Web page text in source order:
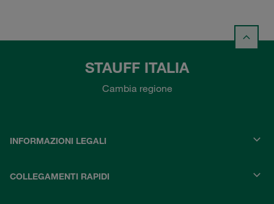
STAUFF ITALIA
Cambia regione
INFORMAZIONI LEGALI
COLLEGAMENTI RAPIDI